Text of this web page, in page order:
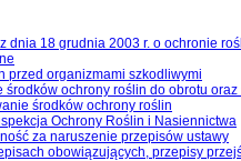
dnia 18 grudnia 2003 r. o ochronie
przed organizmami szkodliwymi
środków ochrony roślin do obrotu
środków ochrony roślin
Ochrony Roślin i Nasiennictwa
za naruszenie przepisów ustawy
obowiązujących, przepisy